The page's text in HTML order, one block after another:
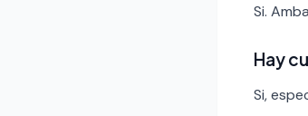
Si.
Hay
Si,